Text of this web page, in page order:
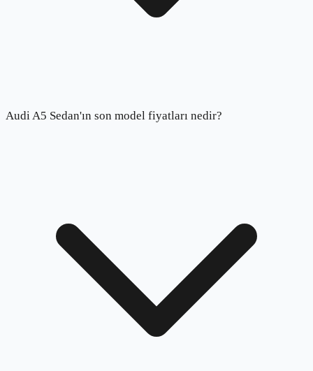
Audi A5 Sedan'ın son model fiyatları nedir?